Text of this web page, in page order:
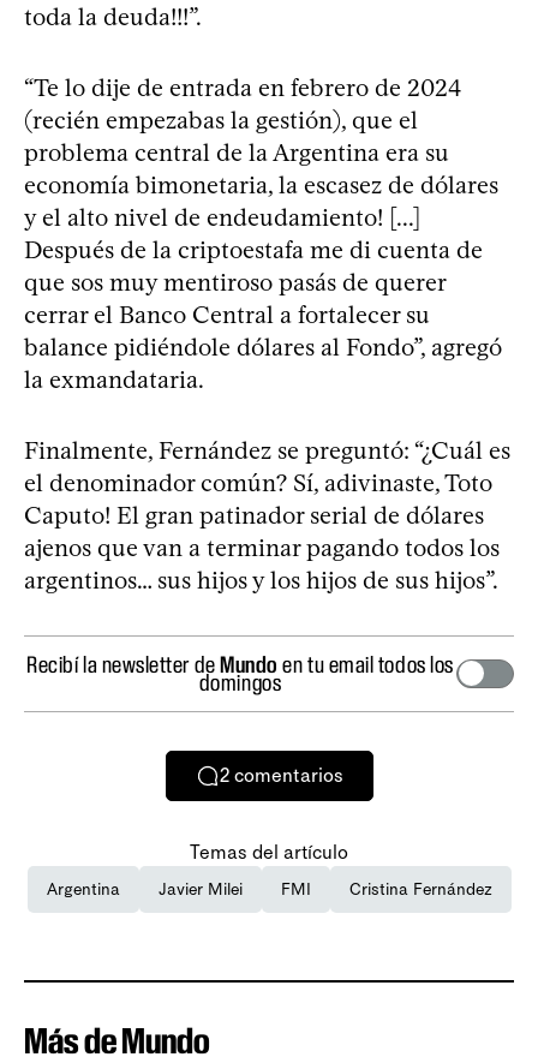
toda la deuda!!!”.
“Te lo dije de entrada en febrero de 2024
(recién empezabas la gestión), que el
problema central de la Argentina era su
economía bimonetaria, la escasez de dólares
y el alto nivel de endeudamiento! [...]
Después de la criptoestafa me di cuenta de
que sos muy mentiroso pasás de querer
cerrar el Banco Central a fortalecer su
balance pidiéndole dólares al Fondo”, agregó
la exmandataria.
Finalmente, Fernández se preguntó: “¿Cuál es
el denominador común? Sí, adivinaste, Toto
Caputo! El gran patinador serial de dólares
ajenos que van a terminar pagando todos los
argentinos… sus hijos y los hijos de sus hijos”.
Recibí la newsletter deMundo en tu email todos los
domingos
2 comentarios
Temas del artículo
Argentina Javier Milei FMI Cristina Fernández
Más de Mundo